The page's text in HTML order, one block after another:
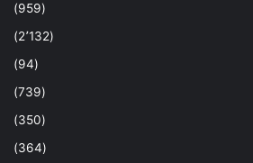
(959)
(2٬132)
(94)
(739)
(350)
(364)